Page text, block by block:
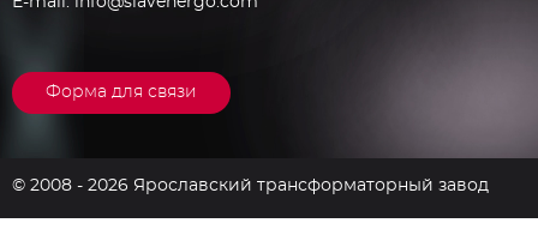
Форма для связи
© 2008 - 2026 Ярославский трансформаторный завод